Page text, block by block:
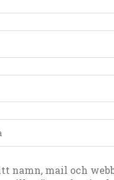
namn, mail och